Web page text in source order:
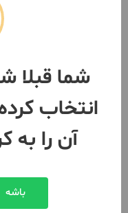
شما قبلا
انتخاب
آن را به
باشه